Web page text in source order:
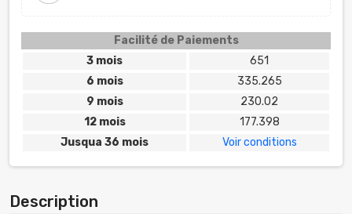
Facilité de Paiements
3 mois
651
6 mois
335.265
9 mois
230.02
12 mois
177.398
Jusqua 36 mois
Voir conditions
Description